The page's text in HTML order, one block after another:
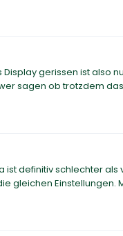
gerissen ist also
sagen ob trotzdem
definitiv schlechter als
gleichen Einstellungen.